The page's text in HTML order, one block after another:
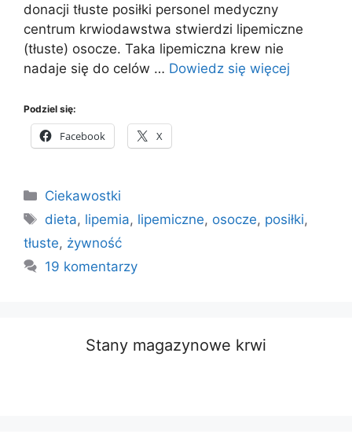
donacji tłuste posiłki personel medyczny
centrum krwiodawstwa stwierdzi lipemiczne
(tłuste) osocze. Taka lipemiczna krew nie
nadaje się do celów … Dowiedz się więcej
Podziel się:
Facebook X
Kategorie
Ciekawostki
Tagi
dieta, lipemia, lipemiczne, osocze, posiłki,
tłuste, żywność
19 komentarzy
Stany magazynowe krwi